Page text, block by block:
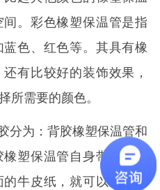
。彩色橡塑保温管是指
色、红色等。其具有橡
有比较好的装饰效果，
所需要的颜色。
分为：背胶橡塑保温管和
塑保温管自身带背胶，
牛皮纸，就可以直接粘